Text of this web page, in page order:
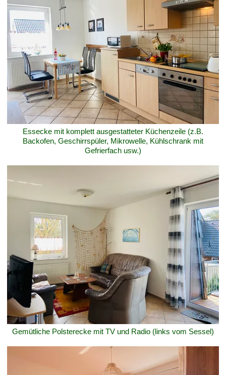
Essecke mit komplett ausgestatteter Küchenzeile (z.B.
Backofen, Geschirrspüler, Mikrowelle, Kühlschrank mit
Gefrierfach usw.)
Gemütliche Polsterecke mit TV und Radio (links vom Sessel)